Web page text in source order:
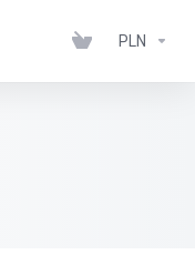
PLN